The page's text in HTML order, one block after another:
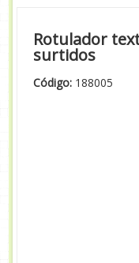
Rotulador
surtidos
Código: 188005